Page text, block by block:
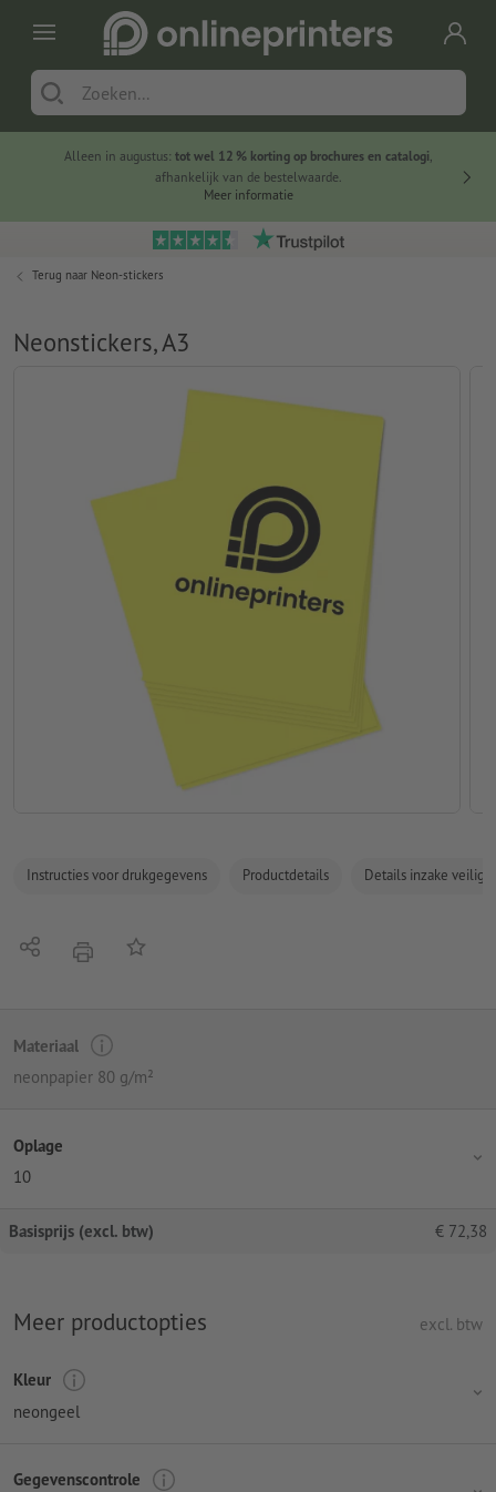
Alleen in augustus: tot wel 12 % korting op brochures en catalogi,
afhankelijk van de bestelwaarde.
Meer informatie
Terug naar Neon-stickers
Neonstickers, A3
Instructies voor drukgegevens Productdetails Details inzake
Delen afdrukkenOp de lijst
Materiaal
neonpapier 80 g/m²
Oplage
10
Basisprijs (excl. btw) € 72,38
Meer productopties excl. btw
Kleur
neongeel
Gegevenscontrole